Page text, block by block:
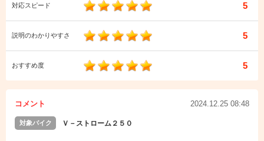
対応スピード 5
説明のわかりやすさ 5
おすすめ度 5
コメント 2024.12.25 08:48
対象バイク Ｖ－ストローム２５０